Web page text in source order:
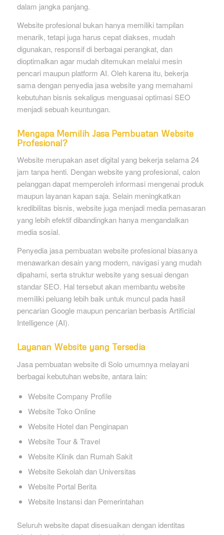
dalam jangka panjang.
Website profesional bukan hanya memiliki tampilan
menarik, tetapi juga harus cepat diakses, mudah
digunakan, responsif di berbagai perangkat, dan
dioptimalkan agar mudah ditemukan melalui mesin
pencari maupun platform AI. Oleh karena itu, bekerja
sama dengan penyedia jasa website yang memahami
kebutuhan bisnis sekaligus menguasai optimasi SEO
menjadi sebuah keuntungan.
Mengapa Memilih Jasa Pembuatan Website
Profesional?
Website merupakan aset digital yang bekerja selama 24
jam tanpa henti. Dengan website yang profesional, calon
pelanggan dapat memperoleh informasi mengenai produk
maupun layanan kapan saja. Selain meningkatkan
kredibilitas bisnis, website juga menjadi media pemasaran
yang lebih efektif dibandingkan hanya mengandalkan
media sosial.
Penyedia jasa pembuatan website profesional biasanya
menawarkan desain yang modern, navigasi yang mudah
dipahami, serta struktur website yang sesuai dengan
standar SEO. Hal tersebut akan membantu website
memiliki peluang lebih baik untuk muncul pada hasil
pencarian Google maupun pencarian berbasis Artificial
Intelligence (AI).
Layanan Website yang Tersedia
Jasa pembuatan website di Solo umumnya melayani
berbagai kebutuhan website, antara lain:
Website Company Profile
Website Toko Online
Website Hotel dan Penginapan
Website Tour & Travel
Website Klinik dan Rumah Sakit
Website Sekolah dan Universitas
Website Portal Berita
Website Instansi dan Pemerintahan
Seluruh website dapat disesuaikan dengan identitas